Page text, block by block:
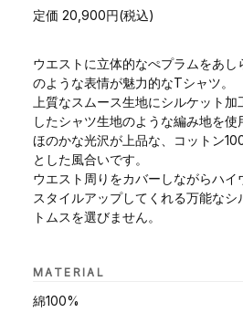
定価 20,900円(税込)
ウエストに立体的なぺプラムをあ
のような表情が魅力的なTシャツ。
上質なスムース生地にシルケット
したシャツ生地のような編み地を使
ほのかな光沢が上品な、コットン
とした風合いです。
ウエスト周りをカバーしながらハ
スタイルアップしてくれる万能な
トムスを選びません。
MATERIAL
綿100%